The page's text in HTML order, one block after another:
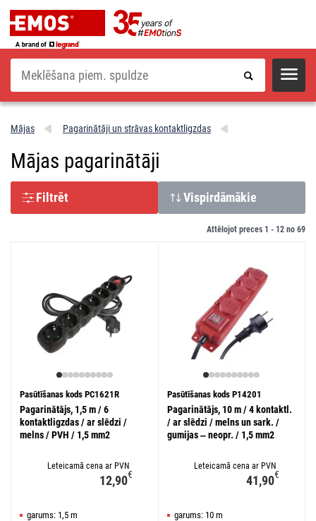
Meklēšana
Mājas Pagarinātāji un strāvas kontaktligzdas
Mājas pagarinātāji
Filtrēt Vispirdāmākie
Attēlojot preces 1 - 12 no 69
Pasūtīšanas kods PC1621R
Pagarinātājs, 1,5 m / 6
kontaktligzdas / ar slēdzi /
melns / PVH / 1,5 mm2
Leteicamā cena ar PVN
12,90€
garums: 1,5 m
Pasūtīšanas kods P14201
Pagarinātājs, 10 m / 4 kontaktl.
/ ar slēdzi / melns un sark. /
gumijas ‒ neopr. / 1,5 mm2
Leteicamā cena ar PVN
41,90€
garums: 10 m